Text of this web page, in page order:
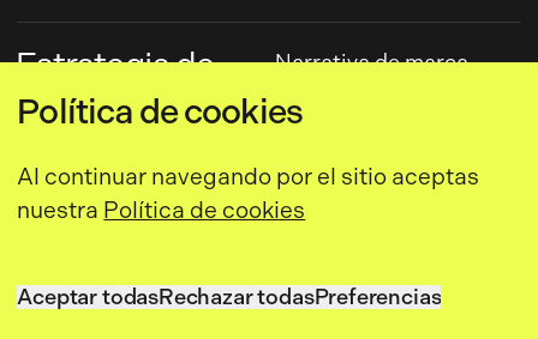
Política de cookies
Al continuar navegando por el sitio aceptas
nuestra Política de cookies
Aceptar todasRechazar todasPreferencias
Estrategia de
marca
Narrativa de marca
Branding
Marca
Estrategia de
Valores de marca